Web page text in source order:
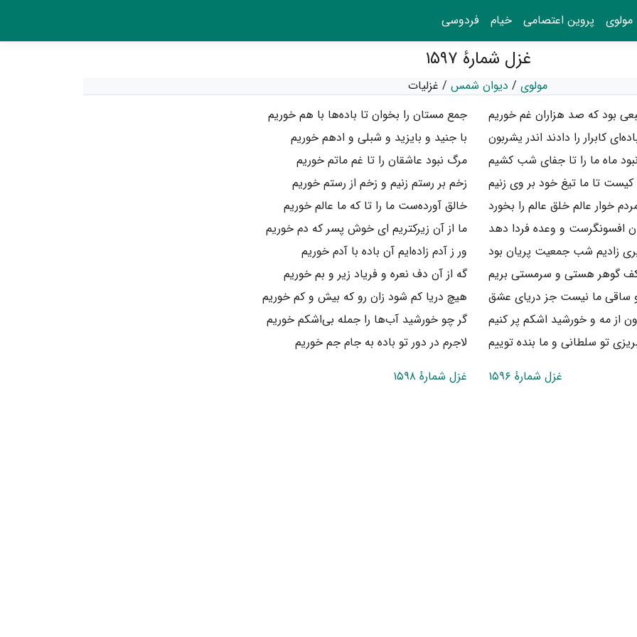
مولوی پروین اعتصامی خیام فردوسی
غزل شمارهٔ ۱۵۹۷
مولوی / دیوان شمس / غزلیات
بود که صد هزاران غم خوریم
جمع مستان را بخوان تا باده‌ها با هم خوریم
کابرار را دادند اندر یشربون
با جنید و بایزید و شبلی و ادهم خوریم
نبود ماه ما را تا جفای شب کشیم
مرگ نبود عاشقان را تا غم ماتم خوریم
تا ما تیغ خود بر وی زنیم
زخم بر رستم زنیم و زخم از رستم خوریم
خوار عالم خلق عالم را بخورد
خالق آورده‌ست ما را تا که ما عالم خوریم
افسونگرست و وعده فردا دهد
ما از آن زیرکتریم ای خوش پسر که دم خوریم
زادیم شب جمعیت پریان بود
ور ز آدم زاده‌ایم آن باده با آدم خوریم
کف گوهر هستی و سرمستی بریم
گه از آن دف نعره و فریاد زیر و بم خوریم
ساقی ما نیست جز دریای عشق
هیچ دریا کم شود زان رو که بیش و کم خوریم
از مه و خورشید اشکم پر کنیم
گر چو خورشید آب‌ها را جمله بی‌اشکم خوریم
تو سلطانی و ما بنده توییم
لاجرم در دور تو باده به جام جم خوریم
غزل شمارهٔ ۱۵۹۶
غزل شمارهٔ ۱۵۹۸